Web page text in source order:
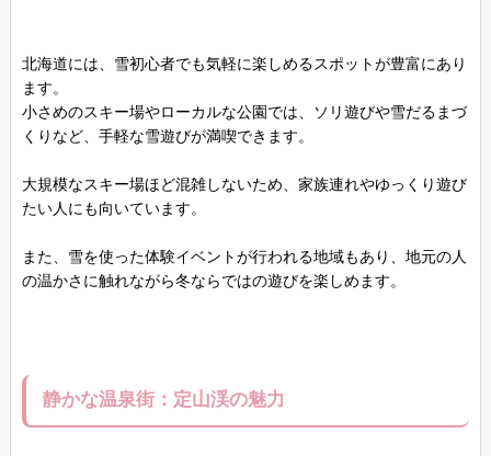
北海道には、雪初心者でも気軽に楽しめるスポットが豊富にあり
ます。
小さめのスキー場やローカルな公園では、ソリ遊びや雪だるまづ
くりなど、手軽な雪遊びが満喫できます。
大規模なスキー場ほど混雑しないため、家族連れやゆっくり遊び
たい人にも向いています。
また、雪を使った体験イベントが行われる地域もあり、地元の人
の温かさに触れながら冬ならではの遊びを楽しめます。
静かな温泉街：定山渓の魅力